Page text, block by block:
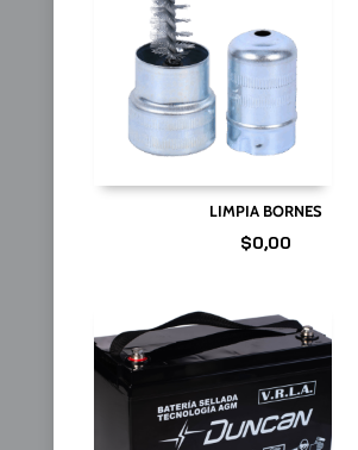
LIMPIA BORNES
$0,00